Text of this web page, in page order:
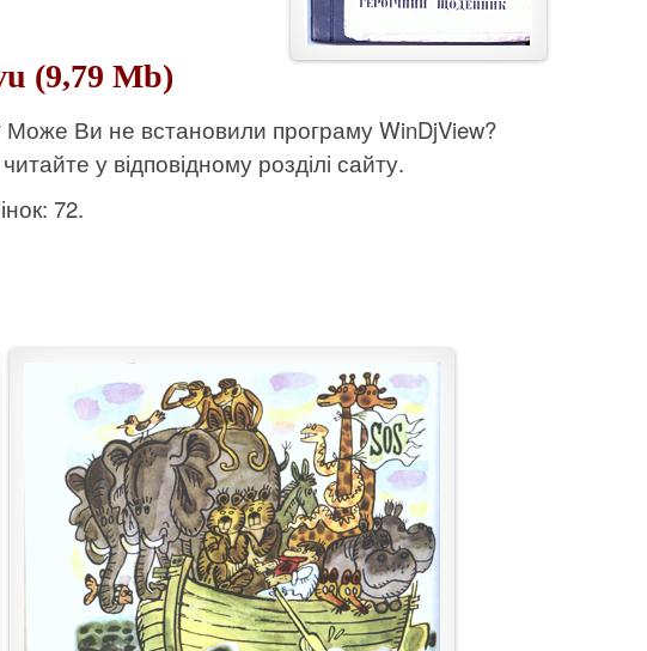
(9,79 Mb)
Може Ви не встановили програму WinDjView?
у відповідному розділі сайту.
72.